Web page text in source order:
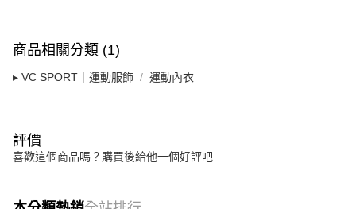
商品相關分類 (1)
▸ VC SPORT｜運動服飾 運動內衣
評價
喜歡這個商品嗎？購買後給他一個好評吧